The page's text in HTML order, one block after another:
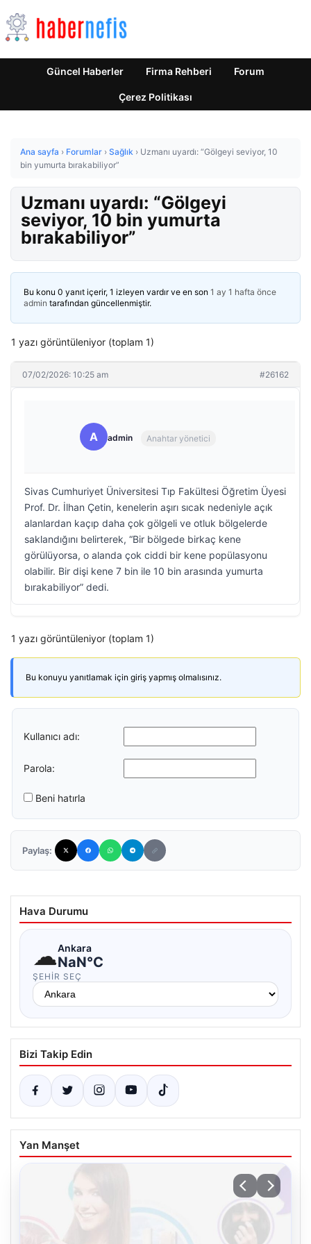
Güncel Haberler Firma Rehberi Forum
Çerez Politikası
Ana sayfa › Forumlar › Sağlık › Uzmanı uyardı: “Gölgeyi seviyor, 10
bin yumurta bırakabiliyor”
Uzmanı uyardı: “Gölgeyi
seviyor, 10 bin yumurta
bırakabiliyor”
Bu konu 0 yanıt içerir, 1 izleyen vardır ve en son 1 ay 1 hafta önce
admin tarafından güncellenmiştir.
1 yazı görüntüleniyor (toplam 1)
07/02/2026: 10:25 am #26162
A admin Anahtar yönetici
Sivas Cumhuriyet Üniversitesi Tıp Fakültesi Öğretim Üyesi
Prof. Dr. İlhan Çetin, kenelerin aşırı sıcak nedeniyle açık
alanlardan kaçıp daha çok gölgeli ve otluk bölgelerde
saklandığını belirterek, “Bir bölgede birkaç kene
görülüyorsa, o alanda çok ciddi bir kene popülasyonu
olabilir. Bir dişi kene 7 bin ile 10 bin arasında yumurta
bırakabiliyor” dedi.
1 yazı görüntüleniyor (toplam 1)
Bu konuyu yanıtlamak için giriş yapmış olmalısınız.
Kullanıcı adı:
Parola:
Beni hatırla
Paylaş:
Hava Durumu
☁Ankara
NaN°C
ŞEHIR SEÇ
Bizi Takip Edin
Yan Manşet